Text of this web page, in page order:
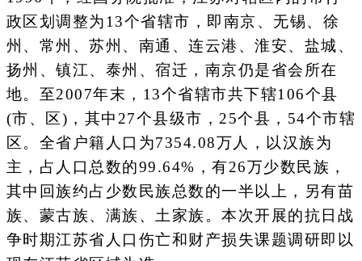
政区划调整为13个省辖市，即南京、无锡、徐
州、常州、苏州、南通、连云港、淮安、盐城、
扬州、镇江、泰州、宿迁，南京仍是省会所在
地。至2007年末，13个省辖市共下辖106个县
(市、区)，其中27个县级市，25个县，54个市辖
区。全省户籍人口为7354.08万人，以汉族为
主，占人口总数的99.64%，有26万少数民族，
其中回族约占少数民族总数的一半以上，另有苗
族、蒙古族、满族、土家族。本次开展的抗日战
争时期江苏省人口伤亡和财产损失课题调研即以